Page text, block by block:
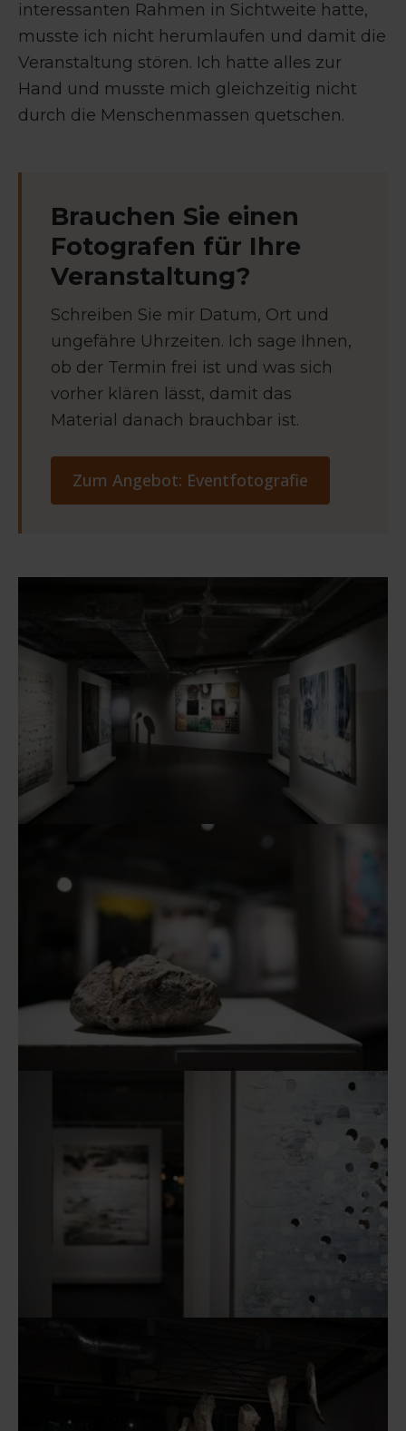
interessanten Rahmen in Sichtweite hatte,
musste ich nicht herumlaufen und damit die
Veranstaltung stören. Ich hatte alles zur
Hand und musste mich gleichzeitig nicht
durch die Menschenmassen quetschen.
Brauchen Sie einen
Fotografen für Ihre
Veranstaltung?
Schreiben Sie mir Datum, Ort und
ungefähre Uhrzeiten. Ich sage Ihnen,
ob der Termin frei ist und was sich
vorher klären lässt, damit das
Material danach brauchbar ist.
Zum Angebot: Eventfotografie